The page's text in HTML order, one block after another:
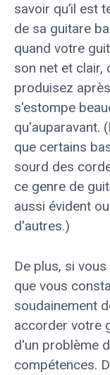
savoir qu’il est
de sa guitare
quand votre
son net et clair,
produisez
s'estompe
qu'auparavant.
que certains
sourd des
ce genre de
aussi évident
d'autres.)
De plus, si
que vous
soudainement
accorder votre
d'un problème
compétences.